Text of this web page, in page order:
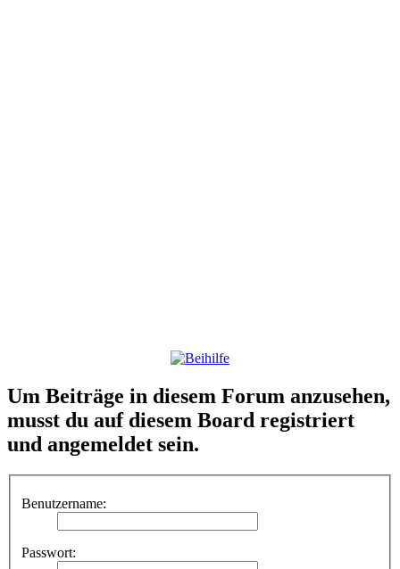
Um Beiträge in diesem Forum anzusehen,
musst du auf diesem Board registriert
und angemeldet sein.
Benutzername:
Passwort: